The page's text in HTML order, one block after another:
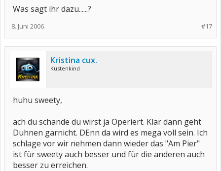
Was sagt ihr dazu......?
#17
8. Juni 2006
Kristina cux.
Küstenkind
huhu sweety,
ach du schande du wirst ja Operiert. Klar dann geht
Duhnen garnicht. DEnn da wird es mega voll sein. Ich
schlage vor wir nehmen dann wieder das "Am Pier"
ist für sweety auch besser und für die anderen auch
besser zu erreichen.